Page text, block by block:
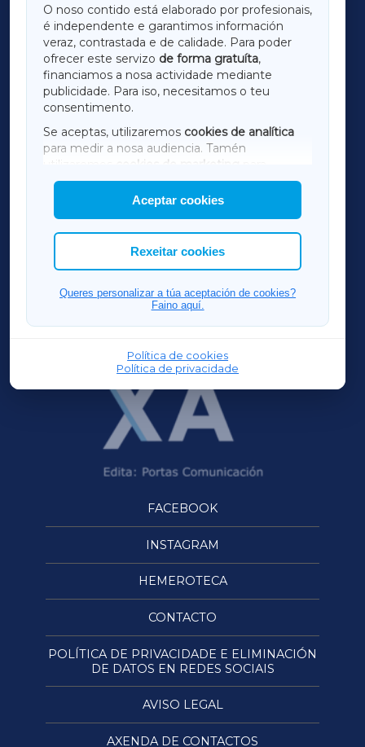
O noso contido está elaborado por profesionais,
é independente e garantimos información
veraz, contrastada e de calidade. Para poder
ofrecer este servizo de forma gratuíta,
financiamos a nosa actividade mediante
publicidade. Para iso, necesitamos o teu
consentimento.
Se aceptas, utilizaremos cookies de analítica
para medir a nosa audiencia. Tamén
utilizaremos
cookies de marketing
mostrar publicidade de terceiros.
Así mesmo, podes personalizar a elección das
cookies que desexas permitir.
Aceptar cookies
Rexeitar cookies
Queres personalizar a túa aceptación de cookies?
Faino aquí.
Política de cookies
Política de privacidade
LUGOXA
TERRACHAXA
AMARIÑAXA
RIBEIRASACRAXA
ACORUÑAXA
FERROLXA
OURENSEXA
FACEBOOK
INSTAGRAM
HEMEROTECA
CONTACTO
POLÍTICA DE PRIVACIDADE E ELIMINACIÓN
DE DATOS EN REDES SOCIAIS
AVISO LEGAL
AXENDA DE CONTACTOS